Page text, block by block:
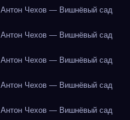
Антон Чехов — Вишнёвый сад
Антон Чехов — Вишнёвый сад
Антон Чехов — Вишнёвый сад
Антон Чехов — Вишнёвый сад
Антон Чехов — Вишнёвый сад